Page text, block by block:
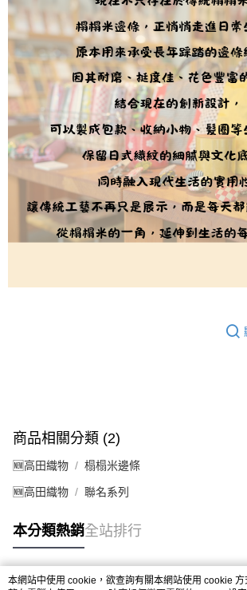
商品相關分類 (2)
🆕高田織物 榻榻米邊條
🆕高田織物 聯名系列
本分類熱銷全站排行
本網站中使用 cookie，欲查詢有關本網站使用 cookie